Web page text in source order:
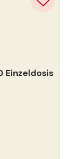
Einzeldosis